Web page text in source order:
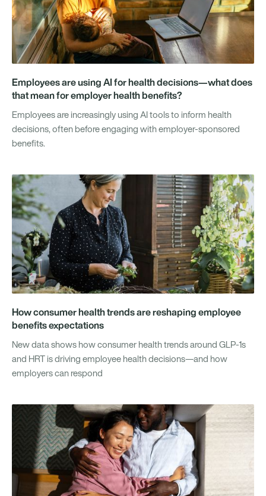
Employees are using AI for health decisions—what does
that mean for employer health benefits?
Employees are increasingly using AI tools to inform health
decisions, often before engaging with employer-sponsored
benefits.
How consumer health trends are reshaping employee
benefits expectations
New data shows how consumer health trends around GLP-1s
and HRT is driving employee health decisions—and how
employers can respond